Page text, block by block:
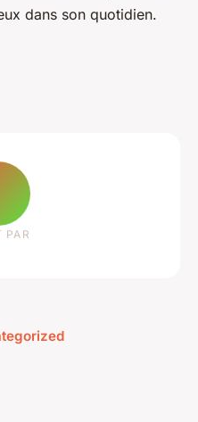
dans son quotidien.
PAR